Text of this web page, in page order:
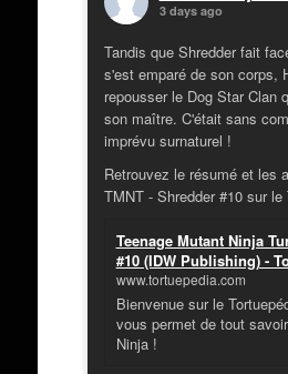
3 days ago
Tandis que Shredder fait
s'est emparé de son corps,
repousser le Dog Star Clan
son maître. C'était sans
imprévu surnaturel !
Retrouvez le résumé et les
TMNT - Shredder #10 sur
Teenage Mutant Ninja
#10 (IDW Publishing) -
www.tortuepedia.com
Bienvenue sur le
vous permet de tout
Ninja !